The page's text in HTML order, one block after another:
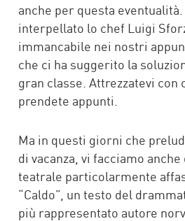
anche per questa
interpellato lo chef Luigi
immancabile nei nostri
che ci ha suggerito la
gran classe. Attrezzatevi con
prendete appunti.
Ma in questi giorni che
di vacanza, vi facciamo
teatrale particolarmente
“Caldo”, un testo del
più rappresentato autore